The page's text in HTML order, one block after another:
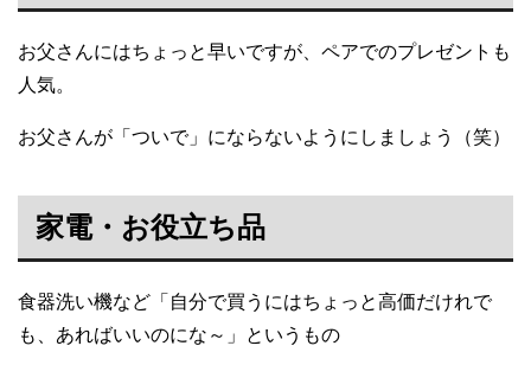
お父さんにはちょっと早いですが、ペアでのプレゼントも
人気。
お父さんが「ついで」にならないようにしましょう（笑）
家電・お役立ち品
食器洗い機など「自分で買うにはちょっと高価だけれで
も、あればいいのにな～」というもの